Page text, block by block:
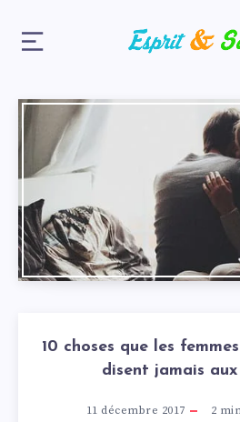
10 choses que les
disent jamais aux
11 décembre 2017 2